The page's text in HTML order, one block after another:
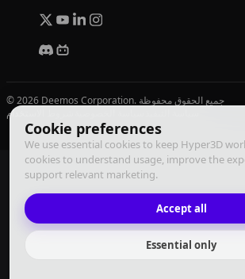
Cookie preferences
We use essential cookies to keep Hyper3D
cookies to understand usage, improve the
support relevant marketing.
Accept all
Essential only
© 2026 Deemos Corporation. جميع الحقوق محفوظة
شروط الاستخدام